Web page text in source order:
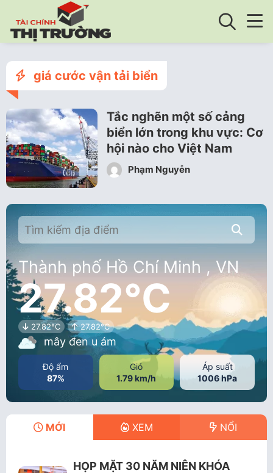
giá cước vận tải biển
Tắc nghẽn một số cảng
biển lớn trong khu vực: Cơ
hội nào cho Việt Nam
Phạm Nguyễn
Thành phố Hồ Chí Minh , VN
27.82°C
27.82°C 27.82°C
mây đen u ám
Độ ẩm
87%
Gió
1.79 km/h
Áp suất
1006 hPa
MỚI XEM NỔI
HỌP MẶT 30 NĂM NIÊN KHÓA